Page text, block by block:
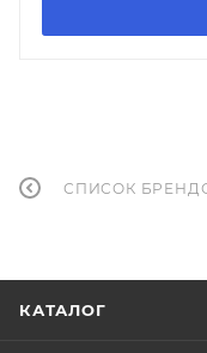
СПИСОК
КАТАЛОГ